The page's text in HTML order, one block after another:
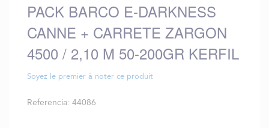
la
galería
de
PACK BARCO E-DARKNESS
CANNE + CARRETE ZARGON
4500 / 2,10 M 50-200GR KERFIL
Soyez le premier à noter ce produit
Referencia 44086